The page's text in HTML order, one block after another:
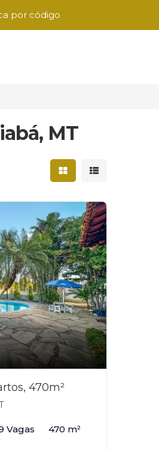
MT
Mostrar resultados
Mostrar
470m²
Vagas 470 m²